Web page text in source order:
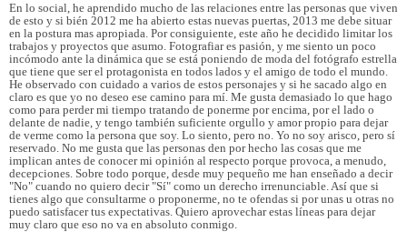
En lo social, he aprendido mucho de las relaciones entre las personas que viven
de esto y si bién 2012 me ha abierto estas nuevas puertas, 2013 me debe situar
en la postura mas apropiada. Por consiguiente, este año he decidido limitar los
trabajos y proyectos que asumo. Fotografiar es pasión, y me siento un poco
incómodo ante la dinámica que se está poniendo de moda del fotógrafo estrella
que tiene que ser el protagonista en todos lados y el amigo de todo el mundo.
He observado con cuidado a varios de estos personajes y si he sacado algo en
claro es que yo no deseo ese camino para mí. Me gusta demasiado lo que hago
como para perder mi tiempo tratando de ponerme por encima, por el lado o
delante de nadie, y tengo también suficiente orgullo y amor propio para dejar
de verme como la persona que soy. Lo siento, pero no. Yo no soy arisco, pero sí
reservado. No me gusta que las personas den por hecho las cosas que me
implican antes de conocer mi opinión al respecto porque provoca, a menudo,
decepciones. Sobre todo porque, desde muy pequeño me han enseñado a decir
"No" cuando no quiero decir "Sí" como un derecho irrenunciable. Así que si
tienes algo que consultarme o proponerme, no te ofendas si por unas u otras no
puedo satisfacer tus expectativas. Quiero aprovechar estas líneas para dejar
muy claro que eso no va en absoluto conmigo.